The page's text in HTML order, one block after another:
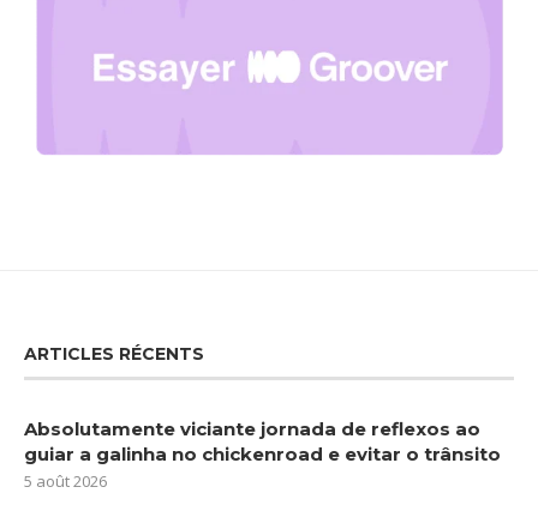
ARTICLES RÉCENTS
Absolutamente viciante jornada de reflexos ao
guiar a galinha no chickenroad e evitar o trânsito
5 août 2026